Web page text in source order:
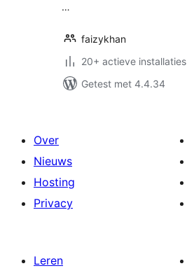
…
faizykhan
20+ actieve installaties
Getest met 4.4.34
Over
Nieuws
Hosting
Privacy
Leren